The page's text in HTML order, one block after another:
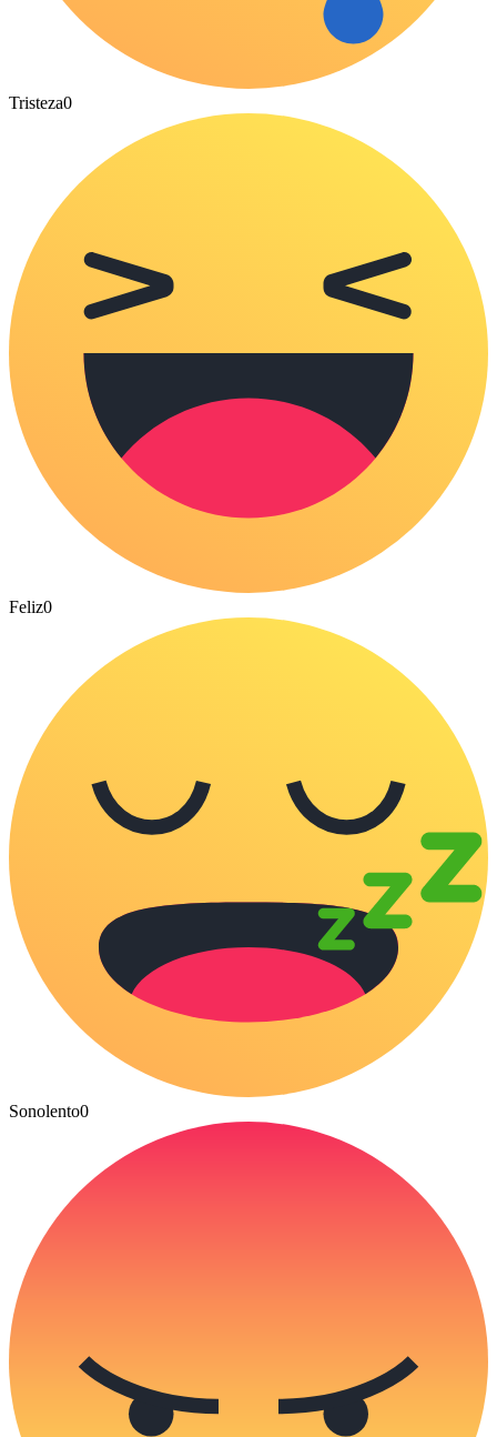
Tristeza0
Feliz0
Sonolento0